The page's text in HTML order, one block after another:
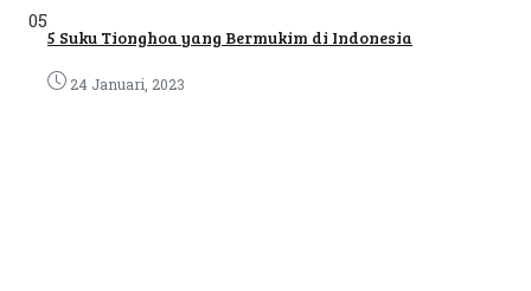
05
5 Suku Tionghoa yang Bermukim di Indonesia
24 Januari, 2023